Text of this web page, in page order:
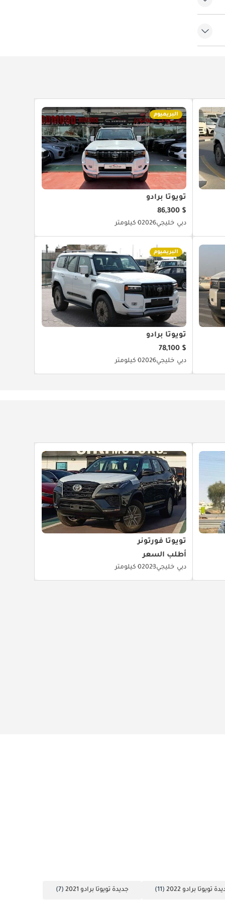
البريميوم
تويوتا برادو
$ 86,300
دبي خليجي20260 كيلومتر
البريميوم
تويوتا برادو
$ 78,100
دبي خليجي20260 كيلومتر
تويوتا فورتونر
أطلب السعر
دبي خليجي20230 كيلومتر
تويوتا برادو 2022 (11) جديدة تويوتا برادو 2021 (7)